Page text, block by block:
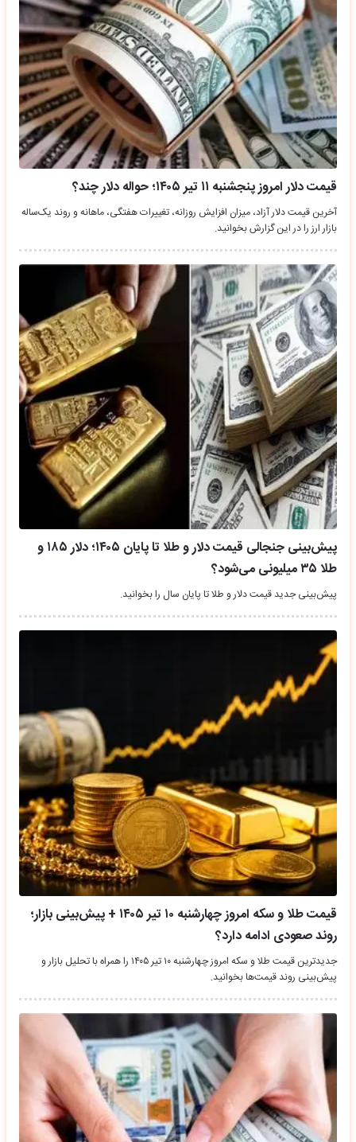
قیمت دلار امروز پنجشنبه ۱۱ تیر ۱۴۰۵؛ حواله دلار چند؟
آخرین قیمت دلار آزاد، میزان افزایش روزانه، تغییرات هفتگی، ماهانه و روند یک‌ساله
بازار ارز را در این گزارش بخوانید.
پیش‌بینی جنجالی قیمت دلار و طلا تا پایان ۱۴۰۵؛ دلار ۱۸۵ و
طلا ۳۵ میلیونی می‌شود؟
پیش‌بینی جدید قیمت دلار و طلا تا پایان سال را بخوانید.
قیمت طلا و سکه امروز چهارشنبه ۱۰ تیر ۱۴۰۵ + پیش‌بینی بازار؛
روند صعودی ادامه دارد؟
جدیدترین قیمت طلا و سکه امروز چهارشنبه ۱۰ تیر ۱۴۰۵ را همراه با تحلیل بازار و
پیش‌بینی روند قیمت‌ها بخوانید.